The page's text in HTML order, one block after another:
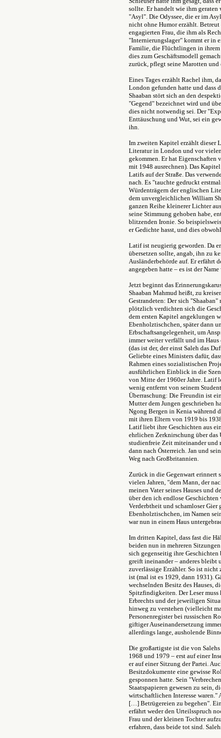
sollte. Er handelt wie ihm geraten
"Asyl". Die Odyssee, die er im
nicht ohne Humor erzählt.
engagierten Frau, die ihm als
"Internierungslager" kommt er in
Familie, die Flüchtlingen in ihrem
dies zum Geschäftsmodell
zurück, pflegt seine Marotten und
Eines Tages erzählt Rachel ihm,
London gefunden hatte und dass
Shaaban stört sich an den
"Gegend" bezeichnet wird und
dies nicht notwendig sei. Der
Enttäuschung und Wut, sei ein
ihn.
Im zweiten Kapitel erzählt dieser
Literatur in London und vor
gekommen. Er hat Eigenschaften
mit 1948 ausrechnen). Das
Latifs auf der Straße. Das
nach. Es "tauchte gedruckt
Würdenträgern der englischen
dem unvergleichlichen William
ganzen Reihe kleinerer Lichter
seine Stimmung gehoben habe,
blitzenden Ironie. So
er Gedichte hasst, und dies
Latif ist neugierig geworden. Da
übersetzen sollte, angab, ihn zu
Ausländerbehörde auf. Er erfährt
angegeben hatte – es ist der
Jetzt beginnt das
Shaaban Mahmud heißt, zu
Gestrandeten: Der sich
plötzlich verdichten sich die
dem ersten Kapitel angeklungen
Ebenholztischchen, später dann
Erbschaftsangelegenheit, um
immer weiter verfällt und im
(das ist der, der einst Saleh das
Geliebte eines Ministers dafür,
Rahmen eines sozialistischen
ausführlichen Einblick in die
von Mitte der 1960er Jahre. Latif
wenig entfernt von seinem
Überraschung: Die Freundin ist
Mutter dem Jungen geschrieben
Ngong Bergen in Kenia während
mit ihren Eltern von 1919 bis
Latif liebt ihre Geschichten aus
ehrlichen Zerknirschung über
studienfreie Zeit miteinander und
dann nach Österreich. Jan und
Weg nach Großbritannien.
Zurück in die Gegenwart erinnert
vielen Jahren, "dem Mann, der
meinen Vater seines Hauses und
über den ich endlose
Verderbtheit und schamloser Gier
Ebenholztischchen, im Namen
war nun in einem Haus
Im dritten Kapitel, dass fast die
beiden nun in mehreren
sich gegenseitig ihre Geschichten
greift ineinander – anderes bleibt
zuverlässige Erzähler. So ist
ist (mal ist es 1929, dann 1931).
wechselnden Besitz des Hauses,
Spitzfindigkeiten. Der Leser
Erbrechts und der jeweiligen
hinweg zu verstehen (vielleicht
Personenregister bei russischen
giftiger Auseinandersetzung
allerdings lange, ausholende
Die großartigste ist die von
1968 und 1979 – erst auf einer
er auf einer Sitzung der Partei.
Besitzdokumente eine gewisse
gesponnen hatte. Sein
Staatspapieren gewesen zu sein,
wirtschaftlichen Interesse waren."
[…] Betrügereien zu begehen".
erfährt weder den Urteilsspruch
Frau und der kleinen Tochter
erfahren, dass beide tot sind.